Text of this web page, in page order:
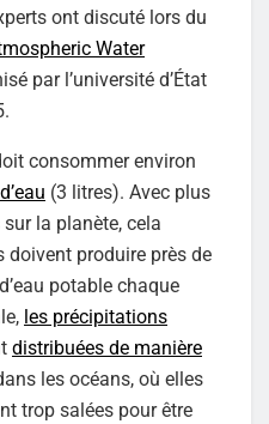
ont discuté lors du
Water
par l’université d’État
consommer environ
(3 litres). Avec plus
la planète, cela
doivent produire près de
potable chaque
les précipitations
distribuées de manière
les océans, où elles
trop salées pour être